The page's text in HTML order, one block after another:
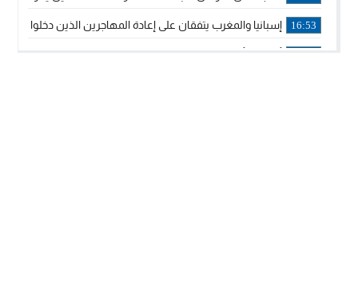
16:53 إسبانيا والمغرب يتفقان على إعادة المهاجرين الذين دخلوا سبتة